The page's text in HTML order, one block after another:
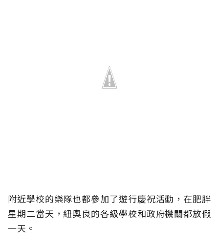
附近學校的樂隊也都參加了遊行慶祝活動，在肥胖
星期二當天，紐奧良的各級學校和政府機關都放假
一天。